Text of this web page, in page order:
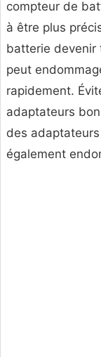
compteur de
à être plus
batterie devenir
peut
rapidement.
adaptateurs
des
également